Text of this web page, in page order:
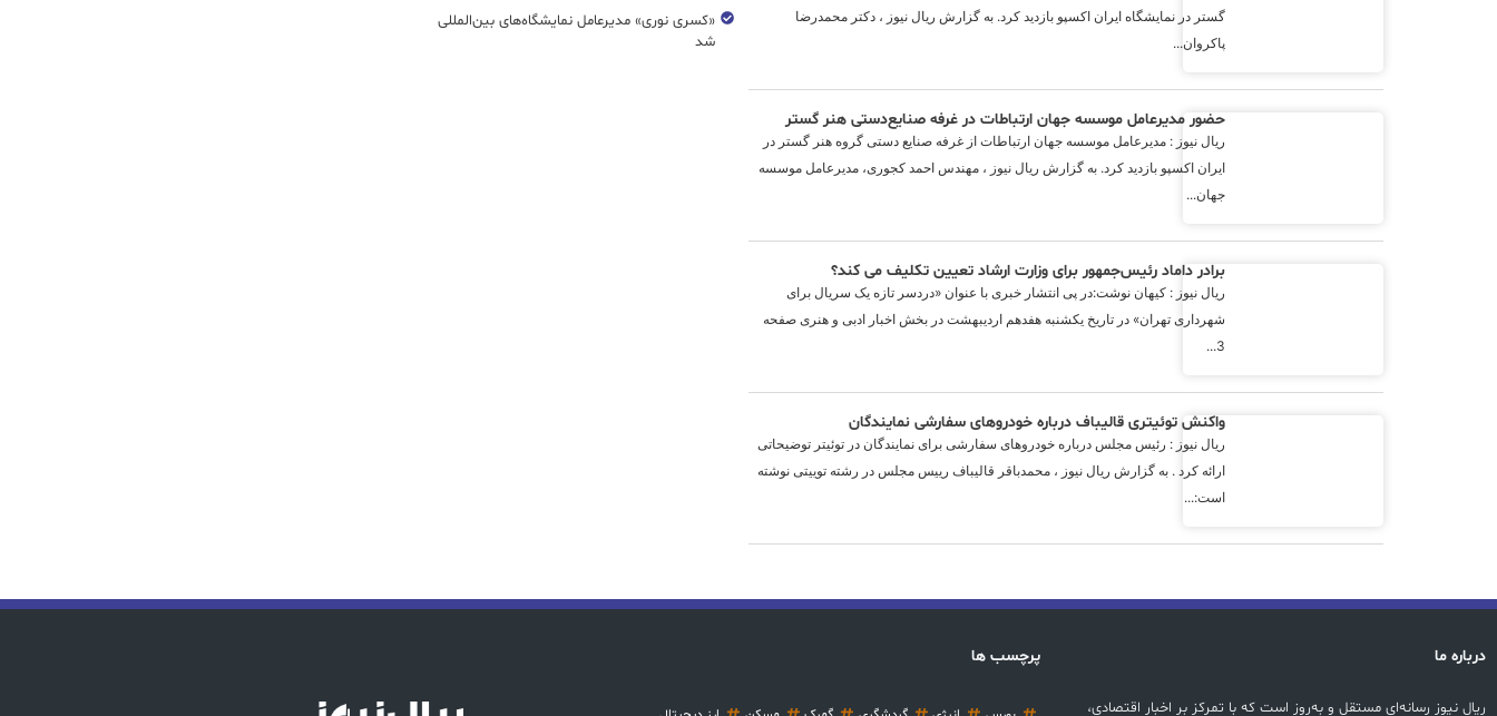
گستر در نمایشگاه ایران اکسپو بازدید کرد. به گزارش ریال نیوز ، دکتر محمدرضا
پاکروان...
حضور مدیرعامل موسسه جهان ارتباطات در غرفه صنایع‌دستی هنر گستر
ریال نیوز : مدیرعامل موسسه جهان ارتباطات از غرفه صنایع دستی گروه هنر گستر در
ایران اکسپو بازدید کرد. به گزارش ریال نیوز ، مهندس احمد کجوری، مدیرعامل موسسه
جهان...
برادر داماد رئیس‌جمهور برای وزارت ارشاد تعیین تکلیف می کند؟
ریال نیوز : کیهان نوشت:در پی انتشار خبری با عنوان «دردسر تازه یک سریال برای
شهرداری تهران» در تاریخ یکشنبه هفدهم اردیبهشت در بخش اخبار ادبی و هنری صفحه
3...
واکنش توئیتری قالیباف درباره خودروهای سفارشی نمایندگان
ریال نیوز : رئیس مجلس درباره خودروهای سفارشی برای نمایندگان در توئیتر توضیحاتی
ارائه کرد . به گزارش ریال نیوز ، محمدباقر قالیباف رییس مجلس در رشته توییتی نوشته
است:...
«کسری نوری» مدیرعامل نمایشگاه‌های بین‌المللی
شد
درباره ما
ریال نیوز رسانه‌ای مستقل و به‌روز است که با تمرکز بر اخبار اقتصادی،
پرچسب ها